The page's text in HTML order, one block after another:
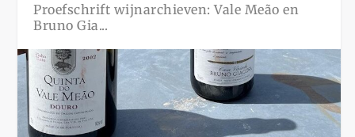
Proefschrift wijnarchieven: Vale Meão en
Bruno Gia...